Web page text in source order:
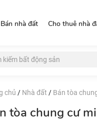
Bán nhà đất Cho thuê nhà
chủ / Nhà đất / Bán tòa
tòa chung cư